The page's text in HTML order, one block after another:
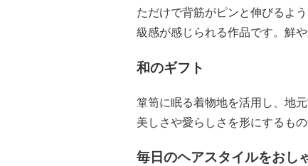
ただけで背筋がピンと伸びるよ
級感が感じられる作品です。鮮
和のギフト
箪笥に眠る着物地を活用し、地
美しさや愛らしさを形にするも
毎日のヘアスタイルをおし